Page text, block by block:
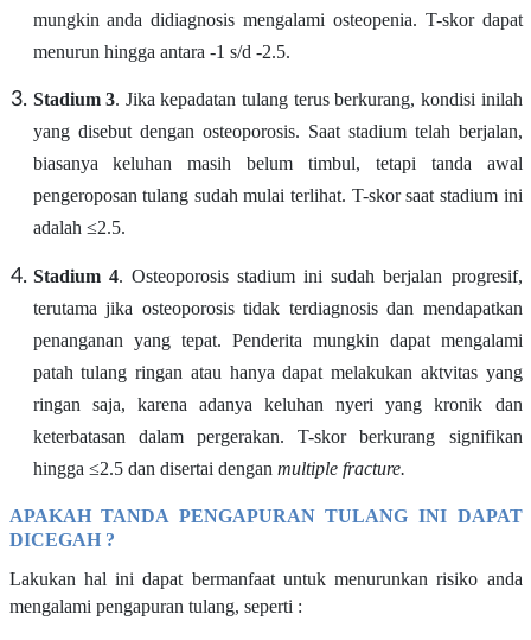
mungkin anda didiagnosis mengalami osteopenia. T-skor dapat
menurun hingga antara -1 s/d -2.5.
Stadium 3. Jika kepadatan tulang terus berkurang, kondisi inilah
yang disebut dengan osteoporosis. Saat stadium telah berjalan,
biasanya keluhan masih belum timbul, tetapi tanda awal
pengeroposan tulang sudah mulai terlihat. T-skor saat stadium ini
adalah ≤2.5.
Stadium 4. Osteoporosis stadium ini sudah berjalan progresif,
terutama jika osteoporosis tidak terdiagnosis dan mendapatkan
penanganan yang tepat. Penderita mungkin dapat mengalami
patah tulang ringan atau hanya dapat melakukan aktvitas yang
ringan saja, karena adanya keluhan nyeri yang kronik dan
keterbatasan dalam pergerakan. T-skor berkurang signifikan
hingga ≤2.5 dan disertai dengan multiple fracture.
APAKAH TANDA PENGAPURAN TULANG INI DAPAT
DICEGAH ?
Lakukan hal ini dapat bermanfaat untuk menurunkan risiko anda
mengalami pengapuran tulang, seperti :